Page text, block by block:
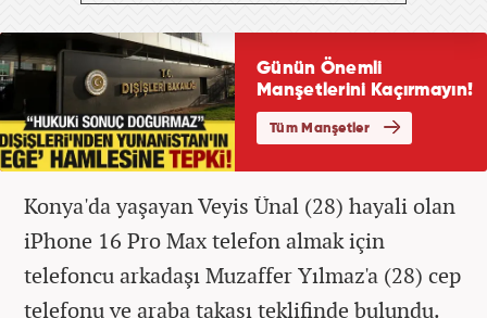
Konya'da yaşayan Veyis Ünal (28) hayali olan
iPhone 16 Pro Max telefon almak için
telefoncu arkadaşı Muzaffer Yılmaz'a (28) cep
telefonu ve araba takası teklifinde bulundu.